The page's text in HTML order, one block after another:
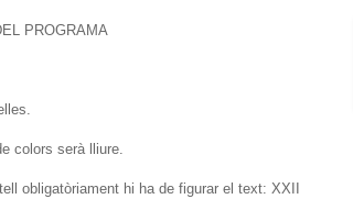
PROGRAMA
colors serà lliure.
obligatòriament hi ha de figurar el text: XXII